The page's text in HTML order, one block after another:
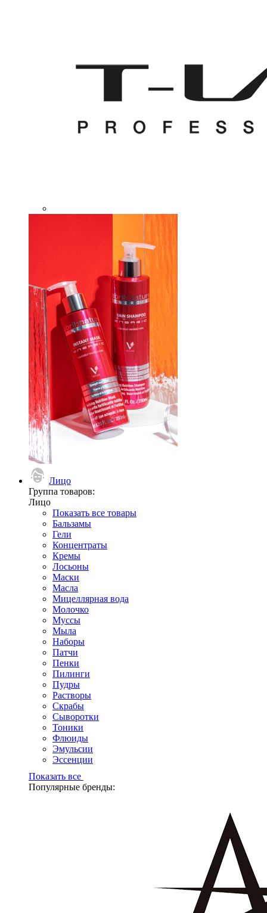
Лицо
Группа товаров:
Лицо
Показать все товары
Бальзамы
Гели
Концентраты
Кремы
Лосьоны
Маски
Масла
Мицеллярная вода
Молочко
Муссы
Мыла
Наборы
Патчи
Пенки
Пилинги
Пудры
Растворы
Скрабы
Сыворотки
Тоники
Флюиды
Эмульсии
Эссенции
Показать все
Популярные бренды: